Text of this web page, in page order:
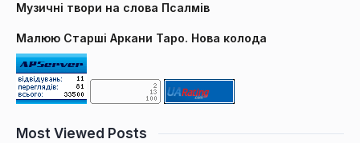
Музичні твори на слова Псалмів
Малюю Старші Аркани Таро. Нова колода
Most Viewed Posts